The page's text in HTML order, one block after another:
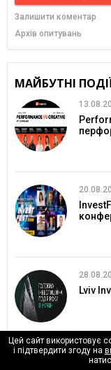
Залишити коментар
Архів опитувань
МАЙБУТНІ
Lviv
Цей сайт використовує
і підтвердити згоду на